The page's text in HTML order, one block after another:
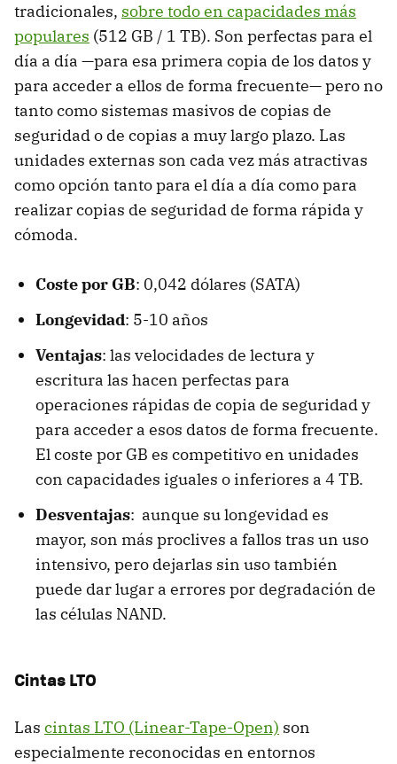
tradicionales, sobre todo en capacidades más
populares (512 GB / 1 TB). Son perfectas para el
día a día —para esa primera copia de los datos y
para acceder a ellos de forma frecuente— pero no
tanto como sistemas masivos de copias de
seguridad o de copias a muy largo plazo. Las
unidades externas son cada vez más atractivas
como opción tanto para el día a día como para
realizar copias de seguridad de forma rápida y
cómoda.
Coste por GB: 0,042 dólares (SATA)
Longevidad: 5-10 años
Ventajas: las velocidades de lectura y
escritura las hacen perfectas para
operaciones rápidas de copia de seguridad y
para acceder a esos datos de forma frecuente.
El coste por GB es competitivo en unidades
con capacidades iguales o inferiores a 4 TB.
Desventajas: aunque su longevidad es
mayor, son más proclives a fallos tras un uso
intensivo, pero dejarlas sin uso también
puede dar lugar a errores por degradación de
las células NAND.
Cintas LTO
Las cintas LTO (Linear-Tape-Open) son
especialmente reconocidas en entornos